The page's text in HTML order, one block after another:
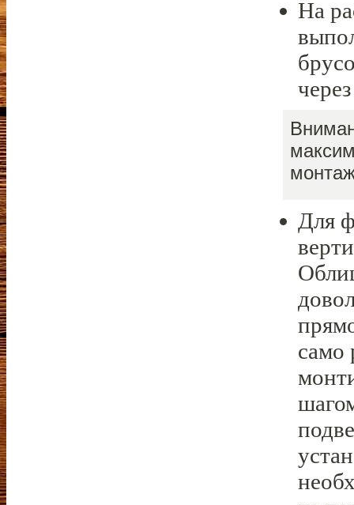
На
Для
само